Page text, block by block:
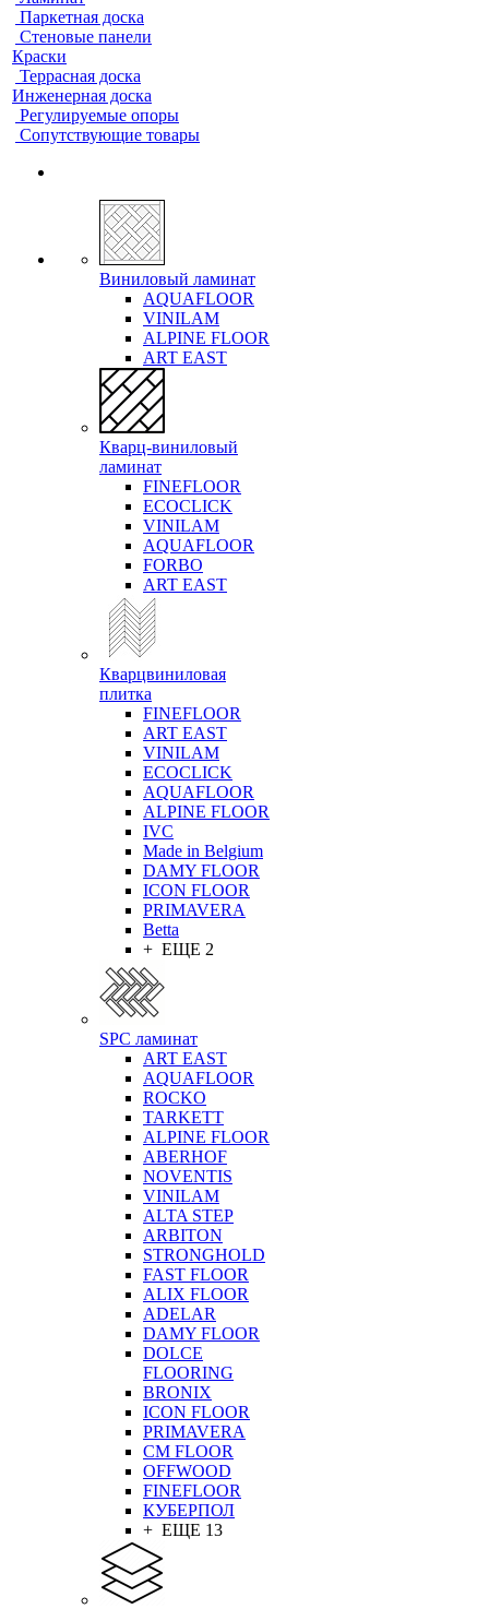
Паркетная доска
Стеновые панели
Краски
Террасная доска
Инженерная доска
Регулируемые опоры
Сопутствующие товары
Виниловый ламинат
AQUAFLOOR
VINILAM
ALPINE FLOOR
ART EAST
Кварц-виниловый
ламинат
FINEFLOOR
ECOCLICK
VINILAM
AQUAFLOOR
FORBO
ART EAST
Кварцвиниловая
плитка
FINEFLOOR
ART EAST
VINILAM
ECOCLICK
AQUAFLOOR
ALPINE FLOOR
IVC
Made in Belgium
DAMY FLOOR
ICON FLOOR
PRIMAVERA
Betta
+ ЕЩЕ 2
SPC ламинат
ART EAST
AQUAFLOOR
ROCKO
TARKETT
ALPINE FLOOR
ABERHOF
NOVENTIS
VINILAM
ALTA STEP
ARBITON
STRONGHOLD
FAST FLOOR
ALIX FLOOR
ADELAR
DAMY FLOOR
DOLCE
FLOORING
BRONIX
ICON FLOOR
PRIMAVERA
CM FLOOR
OFFWOOD
FINEFLOOR
КУБЕРПОЛ
+ ЕЩЕ 13